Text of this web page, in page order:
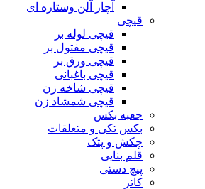
آچار آلن وستاره ای
قیچی
قیچی لوله بر
قیچی مفتول بر
قیچی ورق بر
قیچی باغبانی
قیچی شاخه زن
قیچی شمشاد زن
جعبه بکس
بکس تکی و متعلقات
چکش و پتک
قلم بنایی
پیچ دستی
کاتر